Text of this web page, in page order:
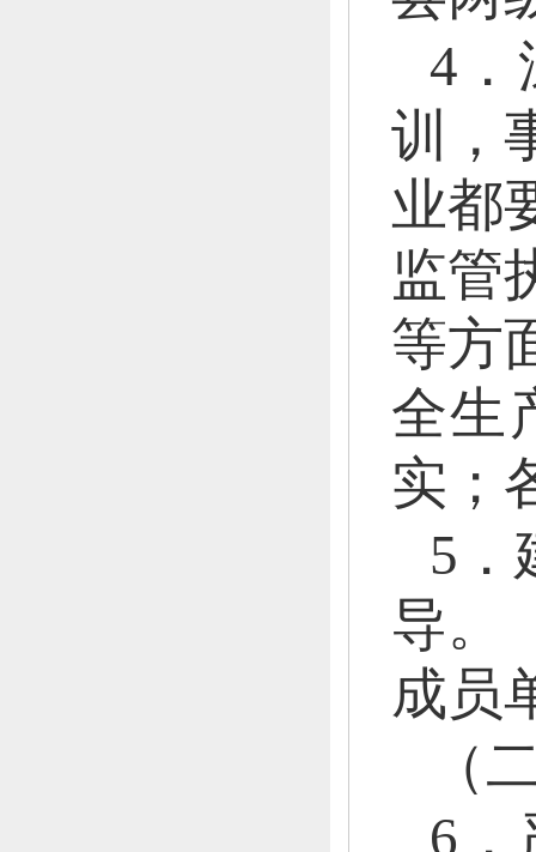
4．
训，
业都
监管
等方
全生
实；
5．
导。
成员
（
6